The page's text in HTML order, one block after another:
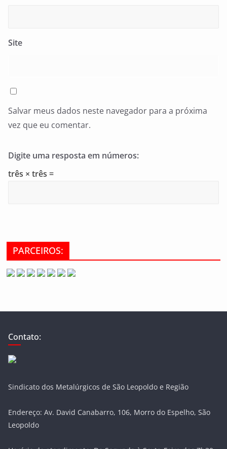
Site
Salvar meus dados neste navegador para a próxima
vez que eu comentar.
Digite uma resposta em números:
três × três =
PARCEIROS:
Contato:
Sindicato dos Metalúrgicos de São Leopoldo e Região
Endereço: Av. David Canabarro, 106, Morro do Espelho, São
Leopoldo